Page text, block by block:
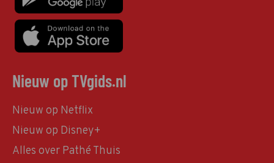
Nieuw op TVgids.nl
Nieuw op Netflix
Nieuw op Disney+
Alles over Pathé Thuis